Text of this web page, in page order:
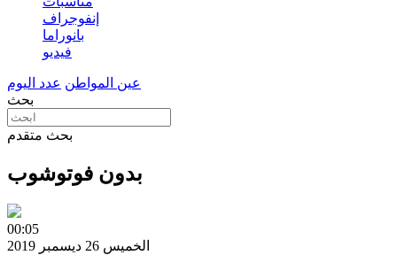
إنفوجراف
بانوراما
فيديو
عين المواطن عدد اليوم
بحث
بحث متقدم
بدون فوتوشوب
00:05
الخميس 26 ديسمبر 2019